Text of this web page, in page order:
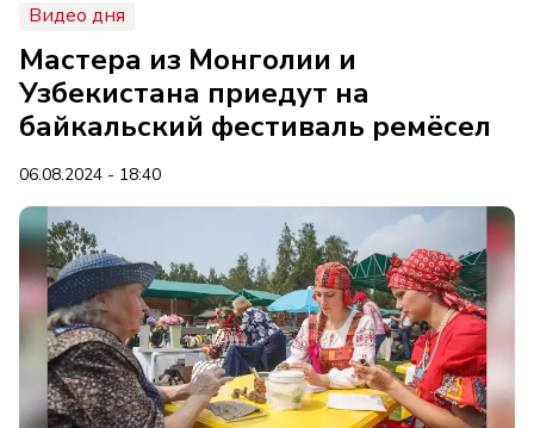
Видео дня
Мастера из Монголии и
Узбекистана приедут на
байкальский фестиваль ремёсел
06.08.2024 - 18:40